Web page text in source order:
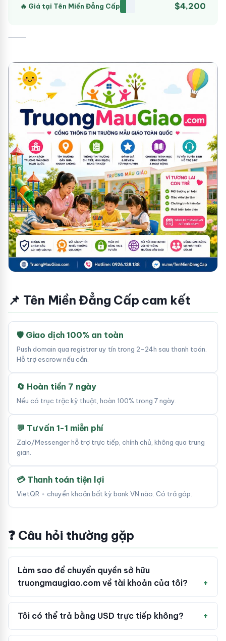
🔥 Giá tại Tên Miền Đẳng Cấp $4,200
⸻
📌 Tên Miền Đẳng Cấp cam kết
🛡 Giao dịch 100% an toàn
Push domain qua registrar uy tín trong 2-24h sau thanh toán.
Hỗ trợ escrow nếu cần.
🔄 Hoàn tiền 7 ngày
Nếu có trục trặc kỹ thuật, hoàn 100% trong 7 ngày.
💬 Tư vấn 1-1 miễn phí
Zalo/Messenger hỗ trợ trực tiếp, chính chủ, không qua trung
gian.
💳 Thanh toán tiện lợi
VietQR + chuyển khoản bất kỳ bank VN nào. Có trả góp.
❓ Câu hỏi thường gặp
Làm sao để chuyển quyền sở hữu
truongmaugiao.com về tài khoản của tôi?
Tôi có thể trả bằng USD trực tiếp không?